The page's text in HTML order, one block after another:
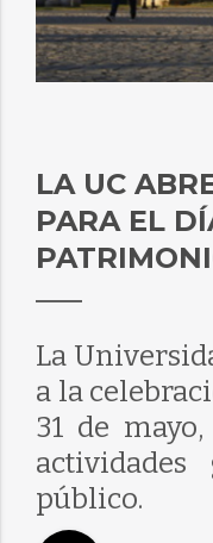
LA UC
PARA EL
La
a la
31 de
público.